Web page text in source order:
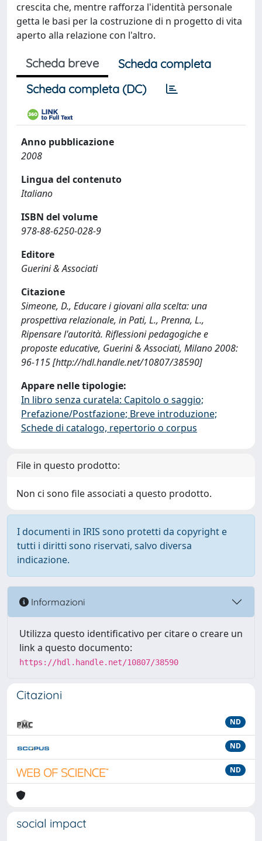
crescita che, mentre rafforza l'identità personale
getta le basi per la costruzione di n progetto di vita
aperto alla relazione con l'altro.
Scheda breve
Scheda completa
Scheda completa (DC)
Anno pubblicazione
2008
Lingua del contenuto
Italiano
ISBN del volume
978-88-6250-028-9
Editore
Guerini & Associati
Citazione
Simeone, D., Educare i giovani alla scelta: una
prospettiva relazionale, in Pati, L., Prenna, L.,
Ripensare l'autorità. Riflessioni pedagogiche e
proposte educative, Guerini & Associati, Milano 2008:
96-115 [http://hdl.handle.net/10807/38590]
Appare nelle tipologie:
In libro senza curatela: Capitolo o saggio;
Prefazione/Postfazione; Breve introduzione;
Schede di catalogo, repertorio o corpus
File in questo prodotto:
Non ci sono file associati a questo prodotto.
I documenti in IRIS sono protetti da copyright e
tutti i diritti sono riservati, salvo diversa
indicazione.
Informazioni
Utilizza questo identificativo per citare o creare un
link a questo documento:
https://hdl.handle.net/10807/38590
Citazioni
ND
ND
ND
social impact